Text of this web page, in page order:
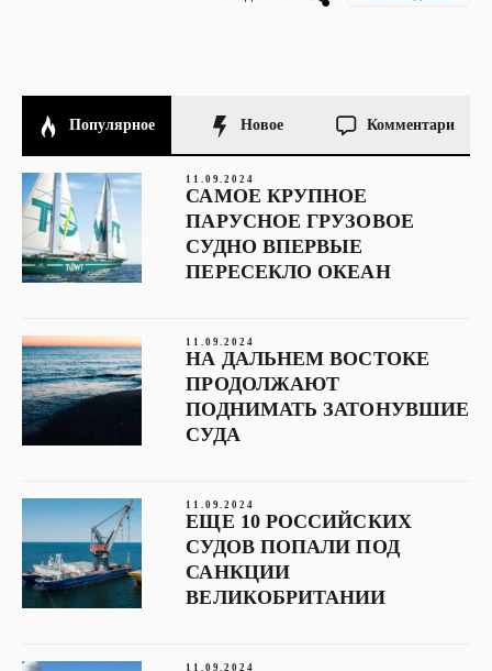
Популярное Новое Комментари
11.09.2024
САМОЕ КРУПНОЕ
ПАРУСНОЕ ГРУЗОВОЕ
СУДНО ВПЕРВЫЕ
ПЕРЕСЕКЛО ОКЕАН
11.09.2024
НА ДАЛЬНЕМ ВОСТОКЕ
ПРОДОЛЖАЮТ
ПОДНИМАТЬ ЗАТОНУВШИЕ
СУДА
11.09.2024
ЕЩЕ 10 РОССИЙСКИХ
СУДОВ ПОПАЛИ ПОД
САНКЦИИ
ВЕЛИКОБРИТАНИИ
11.09.2024